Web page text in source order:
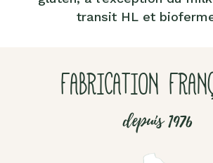
transit HL et
FABRICATION
depuis 1976